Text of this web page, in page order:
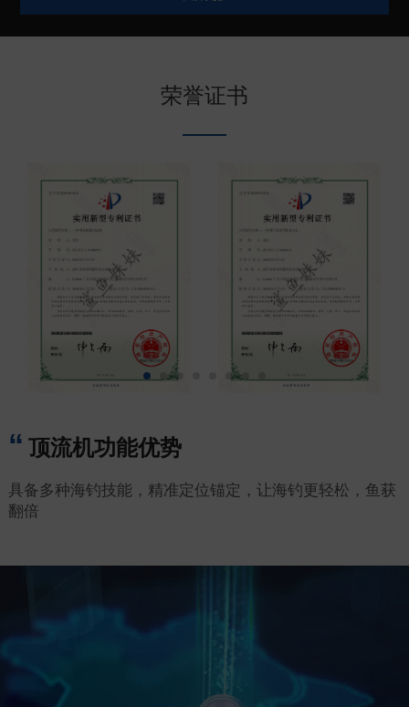
较高的防腐蚀性能和结实可靠的产品特点。目前鲨鱼
妹妹电子锚在中国深受广大钓友、船主、代理商伙伴
台湾、印尼、泰国等地区或者国家。欢迎有需要的朋
荣誉证书
顶流机功能优势
具备多种海钓技能，精准定位锚定，让海钓更轻松，鱼获
翻倍